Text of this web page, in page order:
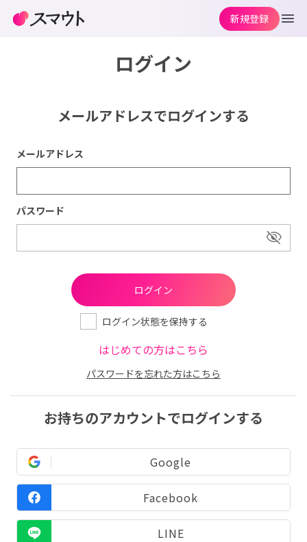
ログイン
メールアドレスでログインする
メールアドレス
パスワード
ログイン状態を保持する
はじめての方はこちら
パスワードを忘れた方はこちら
お持ちのアカウントでログインする
Google
Facebook
LINE
新規登録